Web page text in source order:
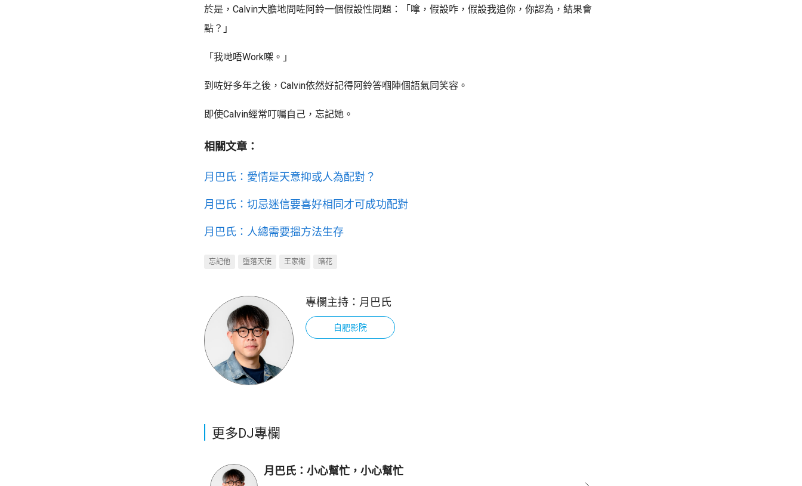
於是，Calvin大膽地問咗阿鈴一個假設性問題：「嗱，假設咋，假設我追你，你認為，結果會
點？」
「我哋唔Work㗎。」
到咗好多年之後，Calvin依然好記得阿鈴答嗰陣個語氣同笑容。
即使Calvin經常叮囑自己，忘記她。
相關文章：
月巴氏：愛情是天意抑或人為配對？
月巴氏：切忌迷信要喜好相同才可成功配對
月巴氏：人總需要搵方法生存
忘記他 墮落天使 王家衛 暗花
專欄主持： 月巴氏
自肥影院
更多DJ專欄
月巴氏：小心幫忙，小心幫忙